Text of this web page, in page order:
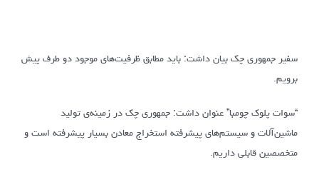
سفیر جمهوری چک بیان داشت: باید مطابق ظرفیت‌های موجود دو طرف پیش
برویم.
“سوات پلوک چومبا” عنوان داشت: جمهوری چک در زمینه‌ی تولید
ماشین‌آلات و سیستم‌های پیشرفته استخراج معادن بسیار پیشرفته است و
متخصصین قابلی داریم.